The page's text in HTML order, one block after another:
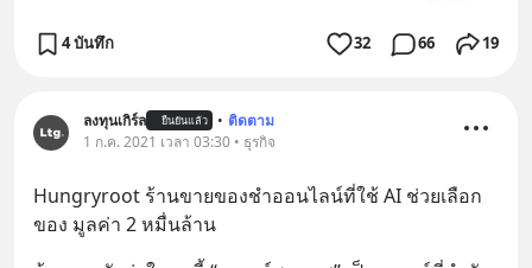
4 บันทึก 32 66 19
ลงทุนเกิร์ล ยืนยันแล้ว • ติดตาม
1 ก.ค. 2021 เวลา 03:30 • ธุรกิจ
Hungryroot ร้านขายของชำออนไลน์ที่ใช้ AI ช่วยเลือก
ของ มูลค่า 2 หมื่นล้าน